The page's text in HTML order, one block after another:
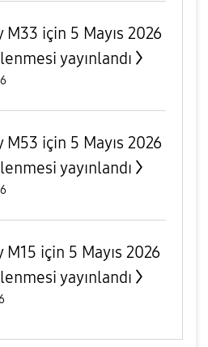
M33 için 5 Mayıs 2026
yayınlandı
M53 için 5 Mayıs 2026
yayınlandı
M15 için 5 Mayıs 2026
yayınlandı